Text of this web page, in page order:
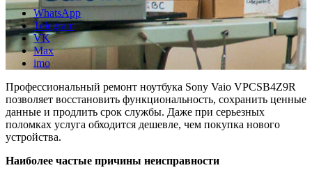
WhatsApp
Telegram
VK
Max
imo
Профессиональный ремонт ноутбука Sony Vaio VPCSB4Z9R
позволяет восстановить функциональность, сохранить ценные
данные и продлить срок службы. Даже при серьезных
поломках услуга обходится дешевле, чем покупка нового
устройства.
Наиболее частые причины неисправности